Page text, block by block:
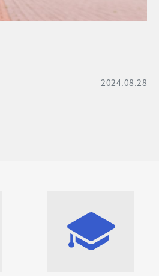
2024.08.28